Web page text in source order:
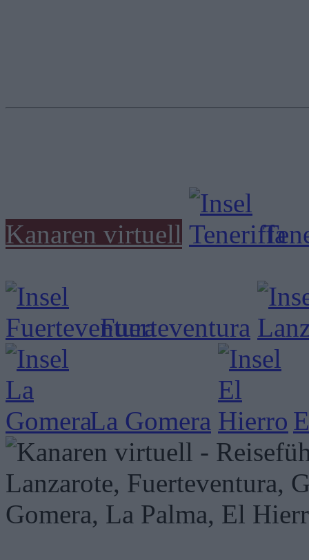
Kanaren virtuell
Fuerteventura
La Gomera